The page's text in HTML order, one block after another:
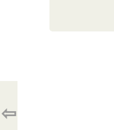
⇦